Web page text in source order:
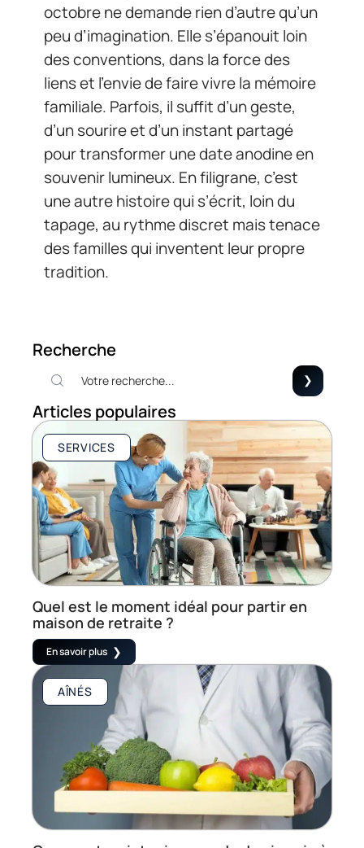
octobre ne demande rien d’autre qu’un
peu d’imagination. Elle s’épanouit loin
des conventions, dans la force des
liens et l’envie de faire vivre la mémoire
familiale. Parfois, il suffit d’un geste,
d’un sourire et d’un instant partagé
pour transformer une date anodine en
souvenir lumineux. En filigrane, c’est
une autre histoire qui s’écrit, loin du
tapage, au rythme discret mais tenace
des familles qui inventent leur propre
tradition.
Recherche
Articles populaires
SERVICES
Quel est le moment idéal pour partir en
maison de retraite ?
En savoir plus
AÎNÉS